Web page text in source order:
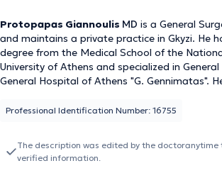
Protopapas Giannoulis MD is a General
and maintains a private practice in Gkyzi. He
degree from the Medical School of the
University of Athens and specialized in
General Hospital of Athens "G. Gennimatas".
certifications in ATLS and Definitive Surgical
Ulcer Healing and participates in numerous
and abroad as part of his ongoing
Professional Identification Number: 16755
The description was edited by the doctoranytime
verified information.